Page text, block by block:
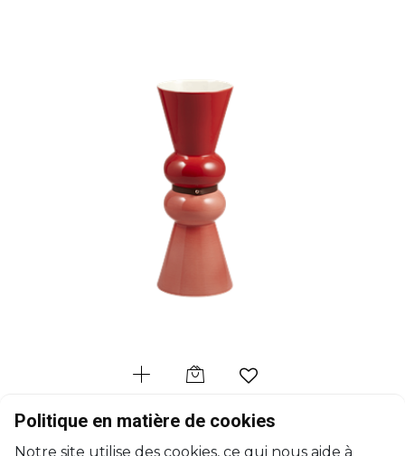
Politique en matière de cookies
Notre site utilise des cookies, ce qui nous aide à